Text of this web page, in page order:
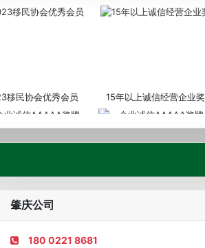
移民协会优秀会员 15年以上诚信经营企业奖
信AAAAA奖牌2019
肇庆公司
180 0221 8681